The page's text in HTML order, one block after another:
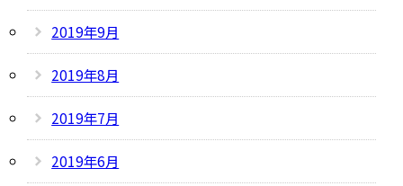
2019年9月
2019年8月
2019年7月
2019年6月